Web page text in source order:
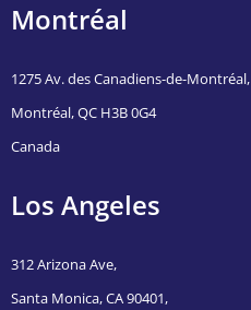
Montréal
1275 Av. des Canadiens-de-Montréal,
Montréal, QC H3B 0G4
Canada
Los Angeles
312 Arizona Ave,
Santa Monica, CA 90401,